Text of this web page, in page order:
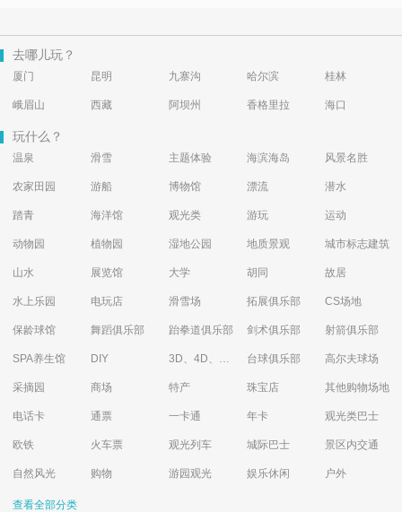
去哪儿玩？
厦门 昆明 九寨沟 哈尔滨 桂林
峨眉山 西藏 阿坝州 香格里拉 海口
玩什么？
温泉 滑雪 主题体验 海滨海岛 风景名胜
农家田园 游船 博物馆 漂流 潜水
踏青 海洋馆 观光类 游玩 运动
动物园 植物园 湿地公园 地质景观 城市标志建筑
山水 展览馆 大学 胡同 故居
水上乐园 电玩店 滑雪场 拓展俱乐部 CS场地
保龄球馆 舞蹈俱乐部 跆拳道俱乐部 剑术俱乐部 射箭俱乐部
SPA养生馆 DIY 3D、4D、5D艺术体验馆 台球俱乐部 高尔夫球场
采摘园 商场 特产 珠宝店 其他购物场地
电话卡 通票 一卡通 年卡 观光类巴士
欧铁 火车票 观光列车 城际巴士 景区内交通
自然风光 购物 游园观光 娱乐休闲 户外
查看全部分类